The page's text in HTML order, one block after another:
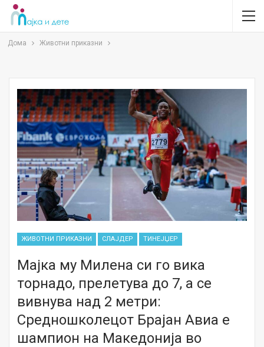
Дома Животни приказни
ЖИВОТНИ ПРИКАЗНИ СЛАЈДЕР ТИНЕЈЏЕР
Мајка му Милена си го вика
торнадо, прелетува до 7, а се
вивнува над 2 метри:
Средношколецот Брајан Авиа е
шампион на Македонија во